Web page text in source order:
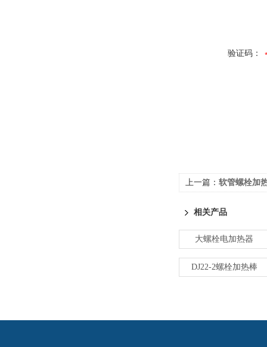
验证码：
上一篇： 软管螺栓加
相关产品
大螺栓电加热器
DJ22-2螺栓加热棒